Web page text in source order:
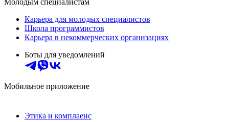
Молодым специалистам
Карьера для молодых специалистов
Школа программистов
Карьера в некоммерческих организациях
Боты для уведомлений
Мобильное приложение
Этика и комплаенс